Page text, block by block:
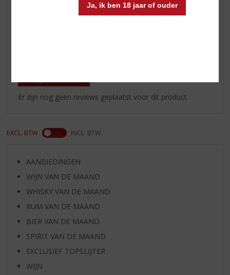
Ja, ik ben 18 jaar of ouder
Te koop in onze slijterij tussen
Overijssel en Gelderland
Er zijn nog geen reviews geplaatst voor dit product
EXCL. BTW INCL. BTW
AANBIEDINGEN
WIJN VAN DE MAAND
WHISKY VAN DE MAAND
RUM VAN DE MAAND
BIER VAN DE MAAND
SPIRIT VAN DE MAAND
EXCLUSIEF TOPSLIJTER
WIJN